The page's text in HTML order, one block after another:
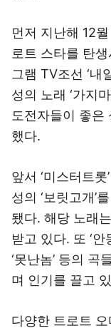
먼저 지난해 12
로트 스타를 탄
그램 TV조선 ‘내
성의 노래 ‘가지
도전자들이 좋은
했다.
앞서 ‘미스터트
성의 ‘보릿고개’
됐다. 해당 노래
받고 있다. 또 ‘안
‘못난놈’ 등의 곡
며 인기를 끌고
다양한 트로트